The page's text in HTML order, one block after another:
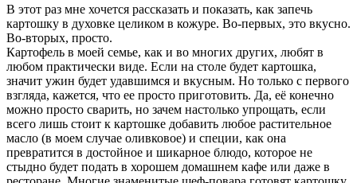
В этот раз мне хочется рассказать и показать, как запечь
картошку в духовке целиком в кожуре. Во-первых, это вкусно.
Во-вторых, просто.
Картофель в моей семье, как и во многих других, любят в
любом практически виде. Если на столе будет картошка,
значит ужин будет удавшимся и вкусным. Но только с первого
взгляда, кажется, что ее просто приготовить. Да, её конечно
можно просто сварить, но зачем настолько упрощать, если
всего лишь стоит к картошке добавить любое растительное
масло (в моем случае оливковое) и специи, как она
превратится в достойное и шикарное блюдо, которое не
стыдно будет подать в хорошем домашнем кафе или даже в